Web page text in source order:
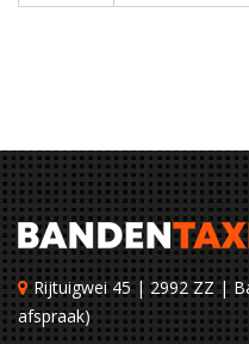
Rijtuigwei 45 | 2992 ZZ |
afspraak)